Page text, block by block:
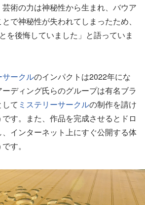
術の力は神秘性から生まれ、バウア
で神秘性が失われてしまったため、
を後悔していました」と語っていま
サークルのインパクトは2022年にな
ディング氏らのグループは有名ブラ
て ミステリーサークルの制作を請け
す。また、作品を完成させるとドロ
インターネット上にすぐ公開する体
す。